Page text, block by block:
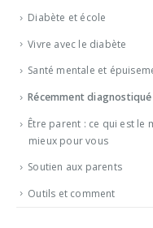
Diabète et école
Vivre avec le diabète
Santé mentale et
Récemment diagnostiqué
Être parent : ce qui est le
mieux pour vous
Soutien aux parents
Outils et comment